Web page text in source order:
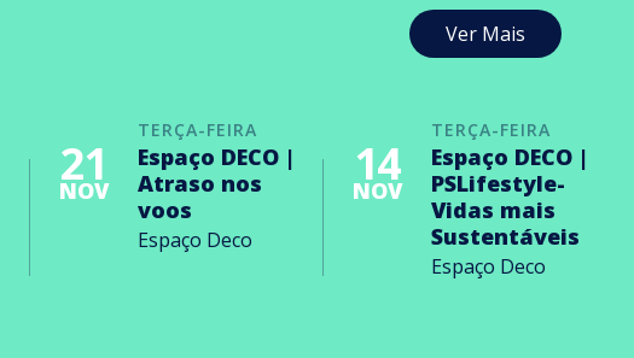
Ver Mais
TERÇA-FEIRA
21
NOV
Espaço DECO |
Atraso nos
voos
Espaço Deco
TERÇA-FEIRA
14
NOV
Espaço DECO |
PSLifestyle-
Vidas mais
Sustentáveis
Espaço Deco